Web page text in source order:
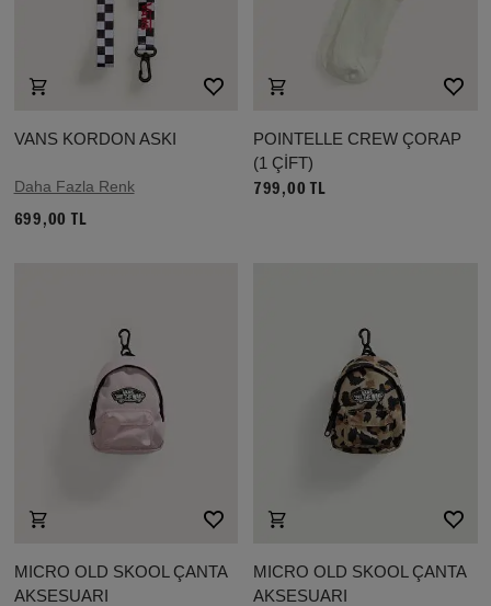
VANS KORDON ASKI
Daha Fazla Renk
699,00 TL
POINTELLE CREW ÇORAP
(1 ÇİFT)
799,00 TL
MICRO OLD SKOOL ÇANTA
AKSESUARI
MICRO OLD SKOOL ÇANTA
AKSESUARI